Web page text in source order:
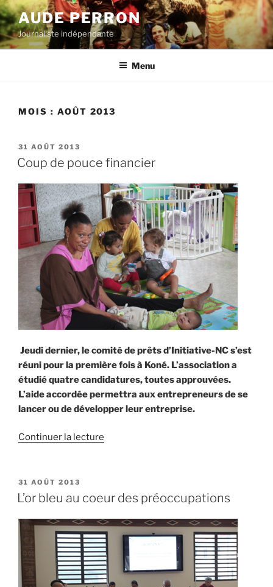
Aller
au
contenu
principal
AUDE PERRON
Journaliste indépendante
Menu
MOIS : AOÛT 2013
PUBLIÉ
LE
31 AOÛT 2013
Coup de pouce financier
Jeudi dernier, le comité de prêts d’Initiative-NC s’est
réuni pour la première fois à Koné. L’association a
étudié quatre candidatures, toutes approuvées.
L’aide accordée permettra aux entrepreneurs de se
lancer ou de développer leur entreprise.
Continuer la lecture
financier »
PUBLIÉ
LE
31 AOÛT 2013
L’or bleu au coeur des préoccupations